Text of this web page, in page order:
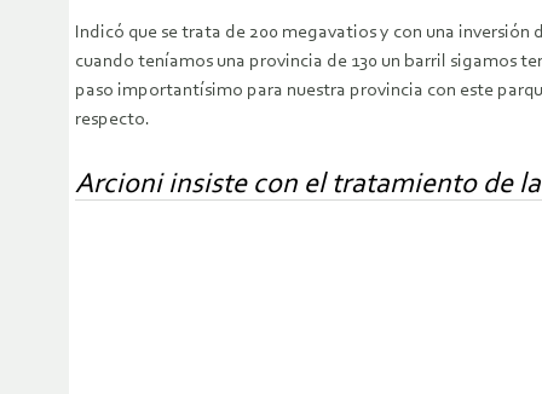
Indicó que se trata de 200 megavatios y con una
cuando teníamos una provincia de 130 un barril sigamos
paso importantísimo para nuestra provincia con este
respecto.
Arcioni insiste con el tratamiento de